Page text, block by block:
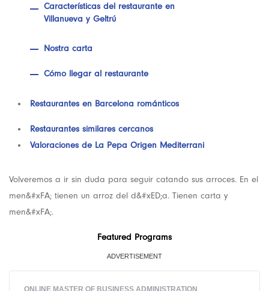
Características del restaurante en
Villanueva y Geltrú
Nostra carta
Cómo llegar al restaurante
Restaurantes en Barcelona románticos
Restaurantes similares cercanos
Valoraciones de La Pepa Origen Mediterrani
Volveremos a ir sin duda para seguir catando sus arroces. En el
men&#xFA; tienen un arroz del d&#xED;a. Tienen carta y
men&#xFA;.
Featured Programs